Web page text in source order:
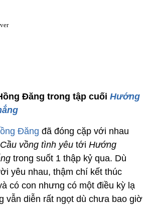
Đăng trong tập cuối Hướng
Đăng đã đóng cặp với nhau
Cầu vồng tình yêu tới Hướng
trong suốt 1 thập kỷ qua. Dù
yêu nhau, thậm chí kết thúc
có con nhưng có một điều kỳ lạ
vẫn diễn rất ngọt dù chưa bao giờ